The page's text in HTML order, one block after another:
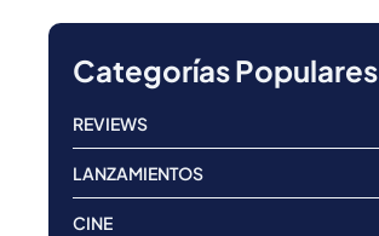
Categorías Populares
REVIEWS
LANZAMIENTOS
CINE